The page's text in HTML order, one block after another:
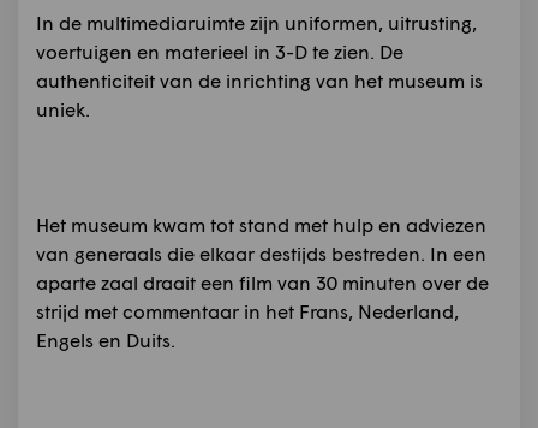
In de multimediaruimte zijn uniformen, uitrusting,
voertuigen en materieel in 3-D te zien. De
authenticiteit van de inrichting van het museum is
uniek.
Het museum kwam tot stand met hulp en adviezen
van generaals die elkaar destijds bestreden. In een
aparte zaal draait een film van 30 minuten over de
strijd met commentaar in het Frans, Nederland,
Engels en Duits.